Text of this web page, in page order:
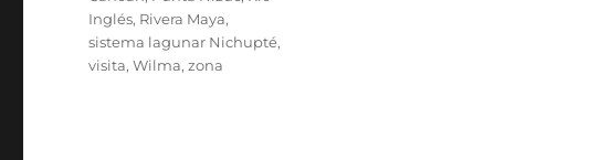
Inglés, Rivera Maya,
sistema lagunar Nichupté,
visita,Wilma,zona